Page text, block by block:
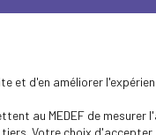
et d'en améliorer
au MEDEF de
Votre choix